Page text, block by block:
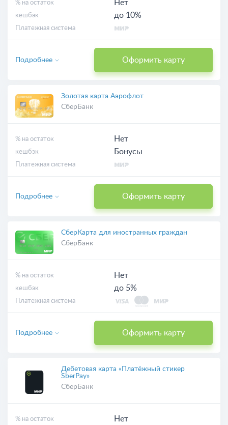
% на остаток Нет
кешбэк до 10%
Платежная система
Оформить карту
Подробнее
Золотая карта Аэрофлот
СберБанк
% на остаток Нет
кешбэк Бонусы
Платежная система
Оформить карту
Подробнее
СберКарта для иностранных граждан
СберБанк
% на остаток Нет
кешбэк до 5%
Платежная система
Оформить карту
Подробнее
Дебетовая карта «Платёжный стикер
SberPay»
СберБанк
% на остаток Нет